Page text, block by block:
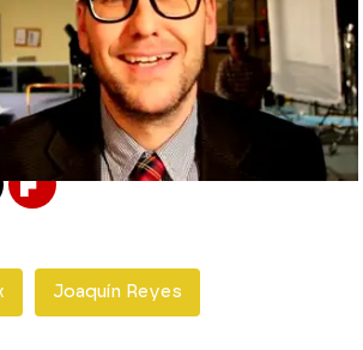
diciembre de 2011, 20:34
Flipboard
Joaquín Reyes